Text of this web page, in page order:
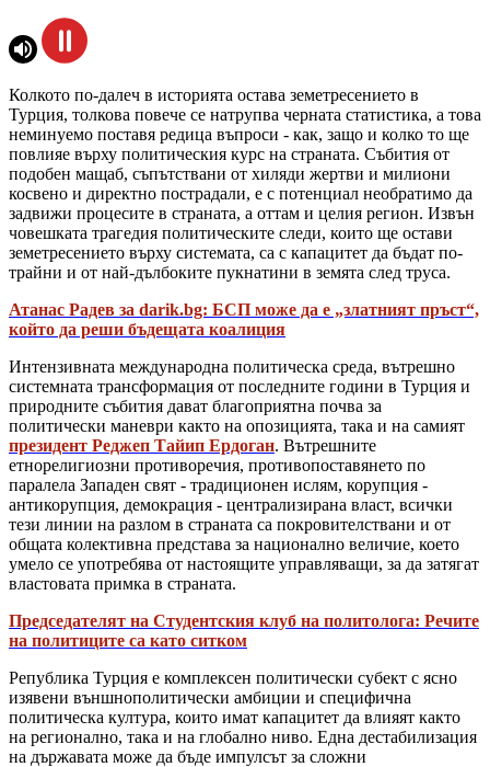
Колкото по-далеч в историята остава земетресението в
Турция, толкова повече се натрупва черната статистика, а това
неминуемо поставя редица въпроси - как, защо и колко то ще
повлияе върху политическия курс на страната. Събития от
подобен мащаб, съпътствани от хиляди жертви и милиони
косвено и директно пострадали, е с потенциал необратимо да
задвижи процесите в страната, а оттам и целия регион. Извън
човешката трагедия политическите следи, които ще остави
земетресението върху системата, са с капацитет да бъдат по-
трайни и от най-дълбоките пукнатини в земята след труса.
Атанас Радев за darik.bg: БСП може да е „златният пръст“,
който да реши бъдещата коалиция
Интензивната международна политическа среда, вътрешно
системната трансформация от последните години в Турция и
природните събития дават благоприятна почва за
политически маневри както на опозицията, така и на самият
президент Реджеп Тайип Ердоган. Вътрешните
етнорелигиозни противоречия, противопоставянето по
паралела Западен свят - традиционен ислям, корупция -
антикорупция, демокрация - централизирана власт, всички
тези линии на разлом в страната са покровителствани и от
общата колективна представа за национално величие, което
умело се употребява от настоящите управляващи, за да затягат
властовата примка в страната.
Председателят на Студентския клуб на политолога: Речите
на политиците са като ситком
Република Турция е комплексен политически субект с ясно
изявени външнополитически амбиции и специфична
политическа култура, които имат капацитет да влияят както
на регионално, така и на глобално ниво. Една дестабилизация
на държавата може да бъде импулсът за сложни